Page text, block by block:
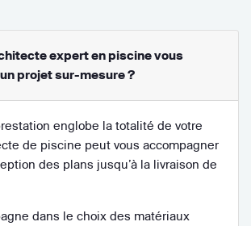
expert en piscine vous
projet sur-mesure ?
englobe la totalité de votre
de piscine peut vous accompagner
des plans jusqu’à la livraison de
dans le choix des matériaux